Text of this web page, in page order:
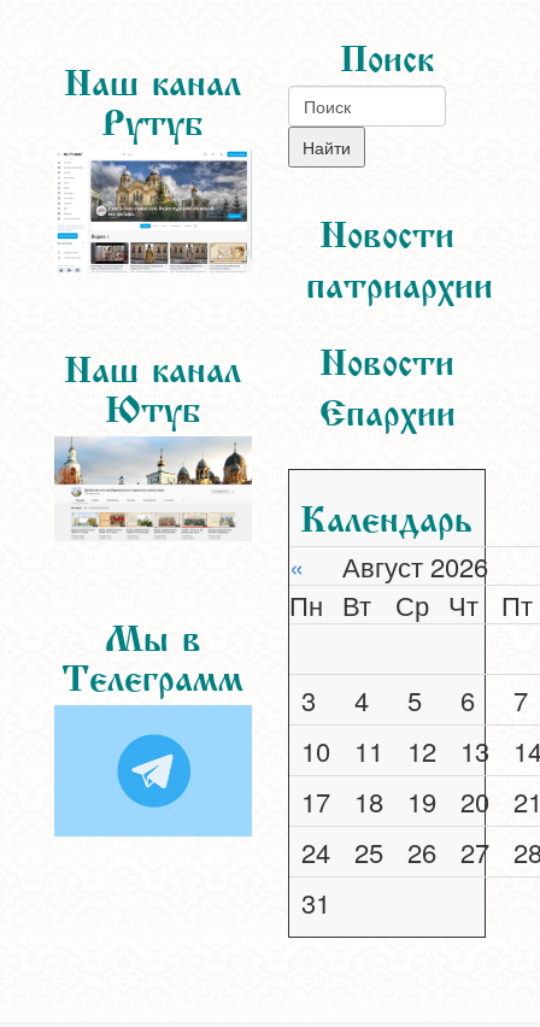
Наш канал
Рутуб
Наш канал
Ютуб
Мы в
Телеграмм
Поиск
Новости
патриархии
Новости
Епархии
Календарь
«
Август 2026
Пн Вт Ср Чт Пт
3 4 5 6
7
10
11 12 13
17
18 19 20
24
25 26 27
31